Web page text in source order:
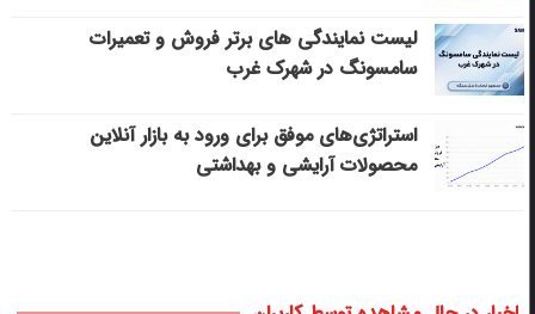
لیست نمایندگی های برتر فروش و تعمیرات
سامسونگ در شهرک غرب
استراتژی‌های موفق برای ورود به بازار آنلاین
محصولات آرایشی و بهداشتی